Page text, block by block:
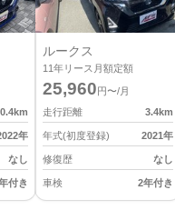
0.4km
年
なし
付き
ルークス
11年リース月額定額
25,960 円〜/月
走行距離
3.4km
年式(初度登録) 2021年
修復歴 なし
車検 2年付き